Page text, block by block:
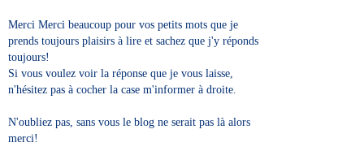
Merci Merci beaucoup pour vos petits mots que je
prends toujours plaisirs à lire et sachez que j'y réponds
toujours!
Si vous voulez voir la réponse que je vous laisse,
n'hésitez pas à cocher la case m'informer à droite.
N'oubliez pas, sans vous le blog ne serait pas là alors
merci!